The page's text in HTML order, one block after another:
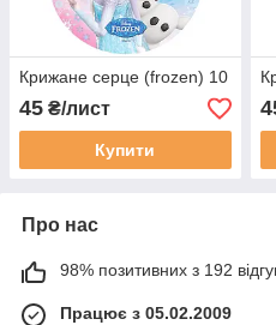
Крижане серце (frozen) 10
45 ₴/лист
Купити
Про нас
98% позитивних з 192
Працює з 05.02.2009